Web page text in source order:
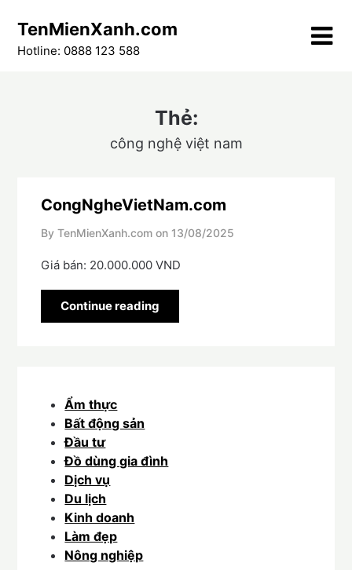
content
TenMienXanh.com
Hotline: 0888 123 588
Thẻ:
công nghệ việt nam
CongNgheVietNam.com
By TenMienXanh.com on 13/08/2025
Giá bán: 20.000.000 VND
Continue reading
Ẩm thực
Bất động sản
Đầu tư
Đồ dùng gia đình
Dịch vụ
Du lịch
Kinh doanh
Làm đẹp
Nông nghiệp